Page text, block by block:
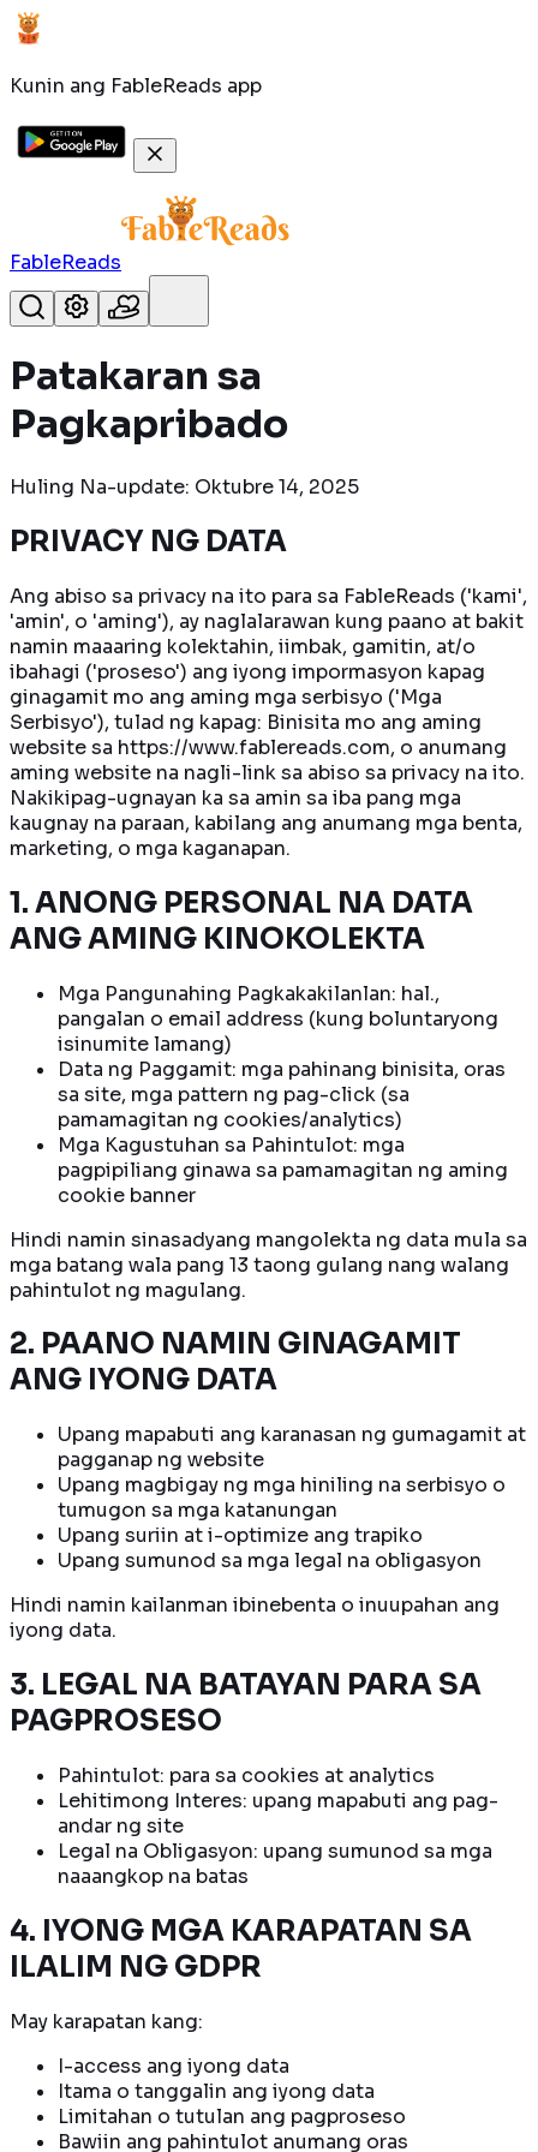
Kunin ang FableReads app
FableReads
Patakaran sa
Pagkapribado
Huling Na-update: Oktubre 14, 2025
PRIVACY NG DATA
Ang abiso sa privacy na ito para sa FableReads ('kami',
'amin', o 'aming'), ay naglalarawan kung paano at bakit
namin maaaring kolektahin, iimbak, gamitin, at/o
ibahagi ('proseso') ang iyong impormasyon kapag
ginagamit mo ang aming mga serbisyo ('Mga
Serbisyo'), tulad ng kapag: Binisita mo ang aming
website sa https://www.fablereads.com, o anumang
aming website na nagli-link sa abiso sa privacy na ito.
Nakikipag-ugnayan ka sa amin sa iba pang mga
kaugnay na paraan, kabilang ang anumang mga benta,
marketing, o mga kaganapan.
1. ANONG PERSONAL NA DATA
ANG AMING KINOKOLEKTA
Mga Pangunahing Pagkakakilanlan: hal.,
pangalan o email address (kung boluntaryong
isinumite lamang)
Data ng Paggamit: mga pahinang binisita, oras
sa site, mga pattern ng pag-click (sa
pamamagitan ng cookies/analytics)
Mga Kagustuhan sa Pahintulot: mga
pagpipiliang ginawa sa pamamagitan ng aming
cookie banner
Hindi namin sinasadyang mangolekta ng data mula sa
mga batang wala pang 13 taong gulang nang walang
pahintulot ng magulang.
2. PAANO NAMIN GINAGAMIT
ANG IYONG DATA
Upang mapabuti ang karanasan ng gumagamit at
pagganap ng website
Upang magbigay ng mga hiniling na serbisyo o
tumugon sa mga katanungan
Upang suriin at i-optimize ang trapiko
Upang sumunod sa mga legal na obligasyon
Hindi namin kailanman ibinebenta o inuupahan ang
iyong data.
3. LEGAL NA BATAYAN PARA SA
PAGPROSESO
Pahintulot: para sa cookies at analytics
Lehitimong Interes: upang mapabuti ang pag-
andar ng site
Legal na Obligasyon: upang sumunod sa mga
naaangkop na batas
4. IYONG MGA KARAPATAN SA
ILALIM NG GDPR
May karapatan kang:
I-access ang iyong data
Itama o tanggalin ang iyong data
Limitahan o tutulan ang pagproseso
Bawiin ang pahintulot anumang oras